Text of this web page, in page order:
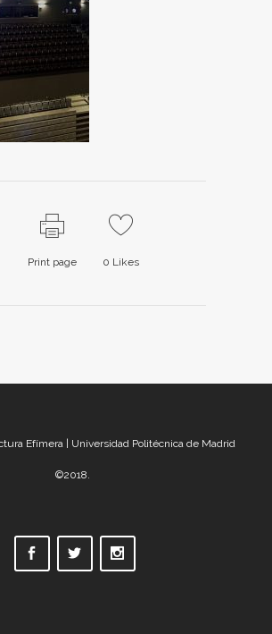
Print page 0 Likes
Efímera | Universidad Politécnica de Madrid
©2018.